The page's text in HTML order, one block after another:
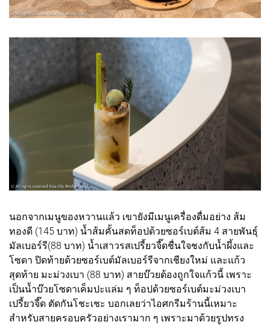
นอกจากเมนูของหวานแล้ว เขายังมีเมนูเครื่องดื่มอย่าง ส้ม
ทองดี (145 บาท) น้ำส้มคั้นสดท็อปด้วยซอร์เบต์ส้ม 4 สายพันธุ์
มัลเบอร์รี(88 บาท) น้ำเสาวรสเปรี้ยวจี๊ดชื่นใจชงกับน้ำผึ้งและ
โซดา ปิดท้ายด้วยซอร์เบต์มัลเบอร์รีจากเชียงใหม่ และแก้ว
สุดท้าย มะม่วงเบา (88 บาท) สายบ๊วยต้องถูกใจแก้วนี้ เพราะ
เป็นน้ำบ๊วยโซดาเค็มปะแล่ม ๆ ท็อปด้วยซอร์เบต์มะม่วงเบา
เปรี้ยวจี๊ด ตัดกันโชะเชะ บอกเลยว่าไอศกรีมร้านนี้เหมาะ
สำหรับสายครอบครัวอย่างเรามาก ๆ เพราะมาด้วยรูปทรง